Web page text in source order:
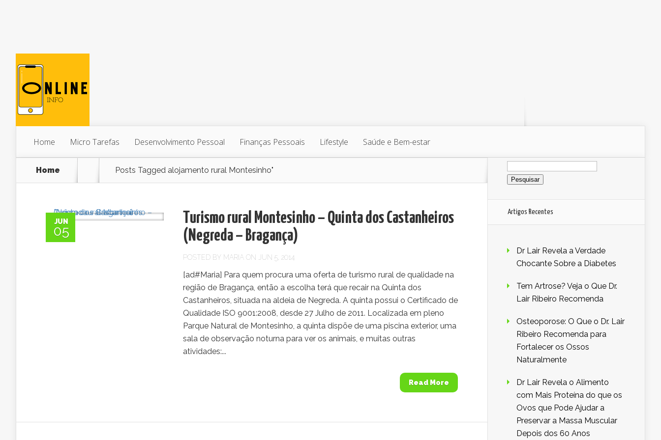
Home Micro Tarefas Desenvolvimento Pessoal Finanças Pessoais Lifestyle Saúde e Bem-estar
Home Posts Tagged alojamento rural Montesinho"
JUN
05
Turismo rural Montesinho – Quinta dos Castanheiros
(Negreda – Bragança)
POSTED BY MARIA ON JUN 5, 2014
[ad#Maria] Para quem procura uma oferta de turismo rural de qualidade na
região de Bragança, então a escolha terá que recair na Quinta dos
Castanheiros, situada na aldeia de Negreda. A quinta possui o Certificado de
Qualidade ISO 9001:2008, desde 27 Julho de 2011. Localizada em pleno
Parque Natural de Montesinho, a quinta dispõe de uma piscina exterior, uma
sala de observação noturna para ver os animais, e muitas outras
atividades:...
Read More
Pesquisar
por:
Artigos Recentes
Dr Lair Revela a Verdade
Chocante Sobre a Diabetes
Tem Artrose? Veja o Que Dr.
Lair Ribeiro Recomenda
Osteoporose: O Que o Dr. Lair
Ribeiro Recomenda para
Fortalecer os Ossos
Naturalmente
Dr Lair Revela o Alimento
com Mais Proteína do que os
Ovos que Pode Ajudar a
Preservar a Massa Muscular
Depois dos 60 Anos